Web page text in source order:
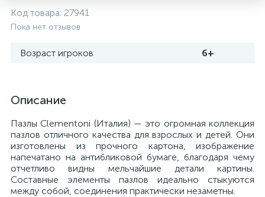
Код товара: 27941
Пока нет отзывов
Возраст игроков 6+
Описание
Пазлы Clementoni (Италия) — это огромная коллекция
пазлов отличного качества для взрослых и детей. Они
изготовлены из прочного картона, изображение
напечатано на антибликовой бумаге, благодаря чему
отчетливо видны мельчайшие детали картины.
Составные элементы пазлов идеально стыкуются
между собой, соединения практически незаметны.